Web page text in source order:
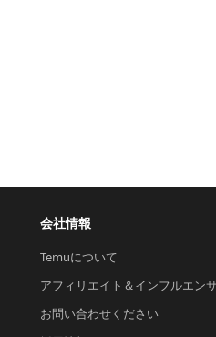
会社情報
Temuについて
アフィリエイト＆インフルエン
お問い合わせください